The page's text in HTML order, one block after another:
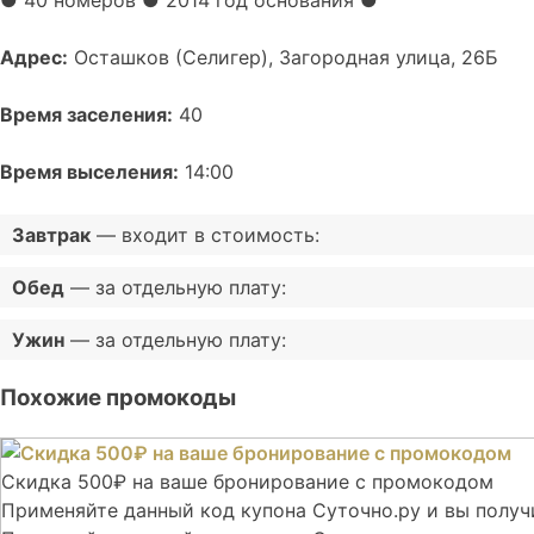
Адрес: Осташков (Селигер), Загородная улица, 26Б
Время заселения: 40
Время выселения: 14:00
Завтрак — входит в стоимость:
Обед — за отдельную плату:
Ужин — за отдельную плату:
Похожие промокоды
Скидка 500₽ на ваше бронирование с промокодом
Применяйте данный код купона Суточно.ру и вы